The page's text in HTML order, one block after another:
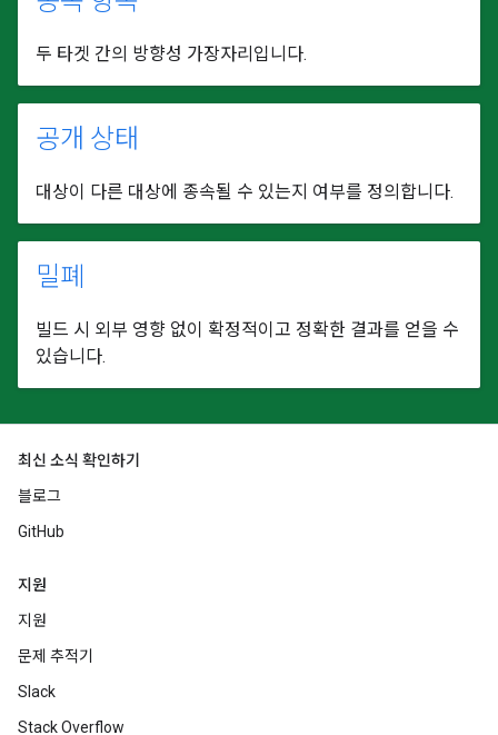
두 타겟 간의 방향성 가장자리입니다.
공개 상태
대상이 다른 대상에 종속될 수 있는지 여부를 정의합니다.
밀폐
빌드 시 외부 영향 없이 확정적이고 정확한 결과를 얻을 수
있습니다.
최신 소식 확인하기
블로그
GitHub
지원
지원
문제 추적기
Slack
Stack Overflow